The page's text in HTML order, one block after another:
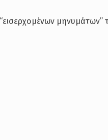
μηνυμάτων”